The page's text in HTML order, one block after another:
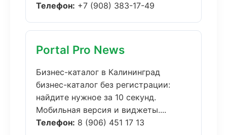
Телефон: +7 (908) 383-17-49
Portal Pro News
Бизнес-каталог в Калининград
бизнес-каталог без регистрации:
найдите нужное за 10 секунд.
Мобильная версия и виджеты....
Телефон: 8 (906) 451 17 13